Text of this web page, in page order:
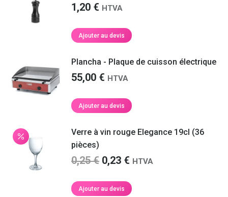
1,20 € HTVA
Ajouter au devis
Plancha - Plaque de cuisson électrique
55,00 € HTVA
Ajouter au devis
Verre à vin rouge Elegance 19cl (36
pièces)
0,25€ Le
initial
0,23 € Le
actuel
HTVA
Ajouter au devis